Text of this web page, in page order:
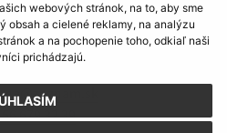
webových stránok, na to, aby sme
obsah a cielené reklamy, na analýzu
a na pochopenie toho, odkiaľ naši
prichádzajú.
úrad Luhyňa
40
Michaľany
679 32 39